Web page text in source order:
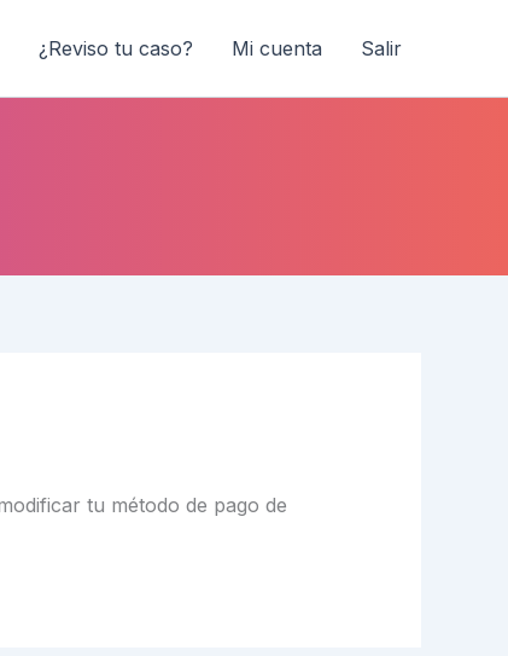
¿Reviso tu caso? Mi cuenta Salir
tu método de pago de